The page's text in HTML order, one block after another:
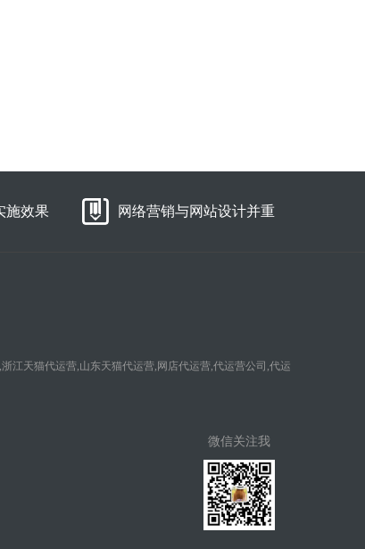
施效果 网络营销与网站设计并重
江天猫代运营,山东天猫代运营,网店代运营,代运营公司,代运
微信关注我
们